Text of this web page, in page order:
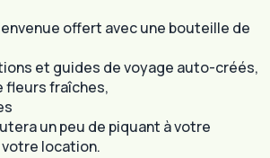
offert avec une bouteille de
et guides de voyage auto-créés,
fleurs fraîches,
un peu de piquant à votre
location.